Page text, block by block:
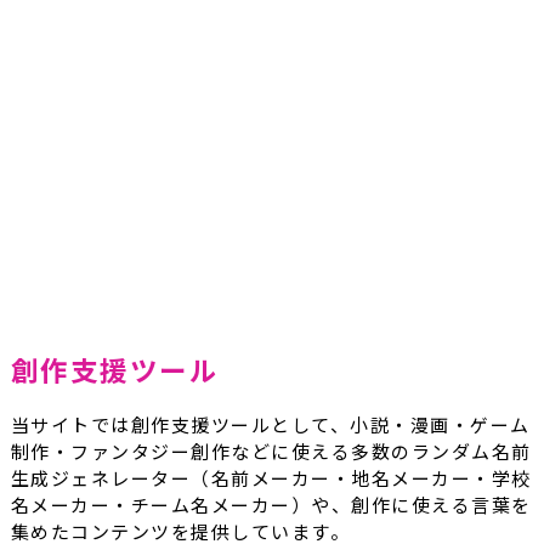
創作支援ツール
当サイトでは創作支援ツールとして、小説・漫画・ゲーム
制作・ファンタジー創作などに使える多数のランダム名前
生成ジェネレーター（名前メーカー・地名メーカー・学校
名メーカー・チーム名メーカー）や、創作に使える言葉を
集めたコンテンツを提供しています。